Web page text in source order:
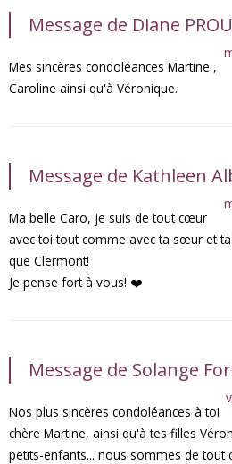
Message de Diane
Mes sincères condoléances Martine ,
Caroline ainsi qu'à Véronique.
Message de Kathleen
Ma belle Caro, je suis de tout cœur
avec toi tout comme avec ta sœur et
que Clermont!
Je pense fort à vous! ❤️
Message de Solange
Nos plus sincères condoléances à toi
chère Martine, ainsi qu'à tes filles
petits-enfants... nous sommes de tout